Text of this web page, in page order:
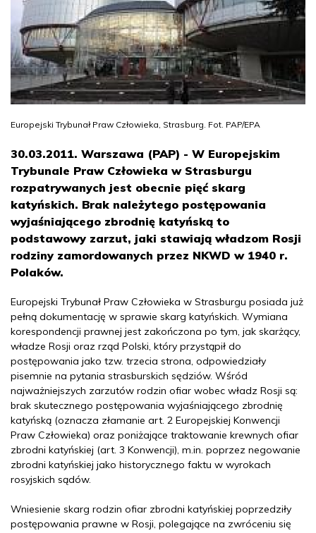
Europejski Trybunał Praw Człowieka, Strasburg. Fot. PAP/EPA
30.03.2011. Warszawa (PAP) - W Europejskim
Trybunale Praw Człowieka w Strasburgu
rozpatrywanych jest obecnie pięć skarg
katyńskich. Brak należytego postępowania
wyjaśniającego zbrodnię katyńską to
podstawowy zarzut, jaki stawiają władzom Rosji
rodziny zamordowanych przez NKWD w 1940 r.
Polaków.
Europejski Trybunał Praw Człowieka w Strasburgu posiada już
pełną dokumentację w sprawie skarg katyńskich. Wymiana
korespondencji prawnej jest zakończona po tym, jak skarżący,
władze Rosji oraz rząd Polski, który przystąpił do
postępowania jako tzw. trzecia strona, odpowiedziały
pisemnie na pytania strasburskich sędziów. Wśród
najważniejszych zarzutów rodzin ofiar wobec władz Rosji są:
brak skutecznego postępowania wyjaśniającego zbrodnię
katyńską (oznacza złamanie art. 2 Europejskiej Konwencji
Praw Człowieka) oraz poniżające traktowanie krewnych ofiar
zbrodni katyńskiej (art. 3 Konwencji), m.in. poprzez negowanie
zbrodni katyńskiej jako historycznego faktu w wyrokach
rosyjskich sądów.
Wniesienie skarg rodzin ofiar zbrodni katyńskiej poprzedziły
postępowania prawne w Rosji, polegające na zwróceniu się